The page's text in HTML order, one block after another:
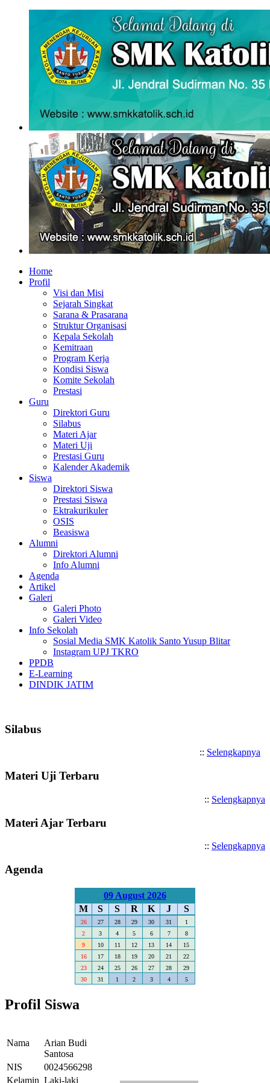
Home
Profil
Visi dan Misi
Sejarah Singkat
Sarana & Prasarana
Struktur Organisasi
Kepala Sekolah
Kemitraan
Program Kerja
Kondisi Siswa
Komite Sekolah
Prestasi
Guru
Direktori Guru
Silabus
Materi Ajar
Materi Uji
Prestasi Guru
Kalender Akademik
Siswa
Direktori Siswa
Prestasi Siswa
Ektrakurikuler
OSIS
Beasiswa
Alumni
Direktori Alumni
Info Alumni
Agenda
Artikel
Galeri
Galeri Photo
Galeri Video
Info Sekolah
Sosial Media SMK Katolik Santo Yusup Blitar
Instagram UPJ TKRO
PPDB
E-Learning
DINDIK JATIM
Silabus
:: Selengkapnya
Materi Uji Terbaru
:: Selengkapnya
Materi Ajar Terbaru
:: Selengkapnya
Agenda
09 August 2026
M
S S R K J S
26 27 28 29 30 31
1
2
3 4 5 6 7
8
9
10 11 12 13 14
15
16
17 18 19 20 21
22
23
24 25 26 27 28
29
30
31 1 2 3 4 5
Profil Siswa
Nama
Arian Budi
Santosa
NIS
0024566298
Kelamin Laki-laki